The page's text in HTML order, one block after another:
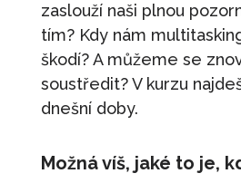
zaslouží naši plnou
tím? Kdy nám
škodí? A můžeme se
soustředit? V kurzu
dnešní doby.
Možná víš, jaké to je,
Nauč se plánovat
520Kč
Neo Leader
90 000